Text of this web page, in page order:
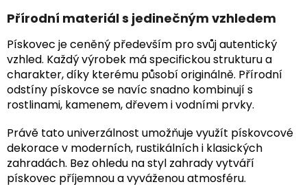
Přírodní materiál s jedinečným vzhledem
Pískovec je ceněný především pro svůj autentický
vzhled. Každý výrobek má specifickou strukturu a
charakter, díky kterému působí originálně. Přírodní
odstíny pískovce se navíc snadno kombinují s
rostlinami, kamenem, dřevem i vodními prvky.
Právě tato univerzálnost umožňuje využít pískovcové
dekorace v moderních, rustikálních i klasických
zahradách. Bez ohledu na styl zahrady vytváří
pískovec příjemnou a vyváženou atmosféru.